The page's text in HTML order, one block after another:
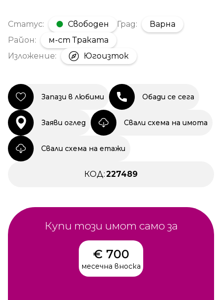
Статус: Свободен Град:
Варна
Район:
м-ст Траката
Изложение:
Югоизток
Запази в любими Обади се сега
Заяви оглед Свали схема на имота
Свали схема на етажи
КОД:227489
Купи този имот само за
€ 700
месечна вноска